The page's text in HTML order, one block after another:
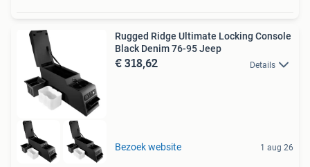
Rugged Ridge Ultimate Locking Console
Black Denim 76-95 Jeep
€ 318,62 Details
Bezoek website 1 aug 26